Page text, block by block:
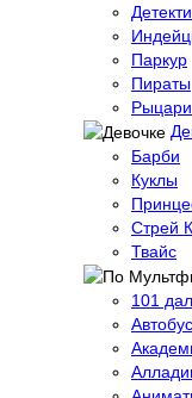
Паркур
Пираты
Рыцари
Барби
Куклы
Стрей
Твайс
101